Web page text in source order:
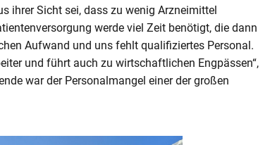
ihrer Sicht sei, dass zu wenig Arzneimittel
werde viel Zeit benötigt, die dann
Aufwand und uns fehlt qualifiziertes Personal.
und führt auch zu wirtschaftlichen Engpässen“,
war der Personalmangel einer der großen